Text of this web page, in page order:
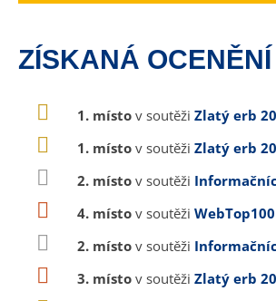
ZÍSKANÁ OCENĚNÍ
1. místo v soutěži Zlatý erb
1. místo v soutěži Zlatý erb
2. místo v soutěži
4. místo v soutěži
2. místo v soutěži
3. místo v soutěži Zlatý erb